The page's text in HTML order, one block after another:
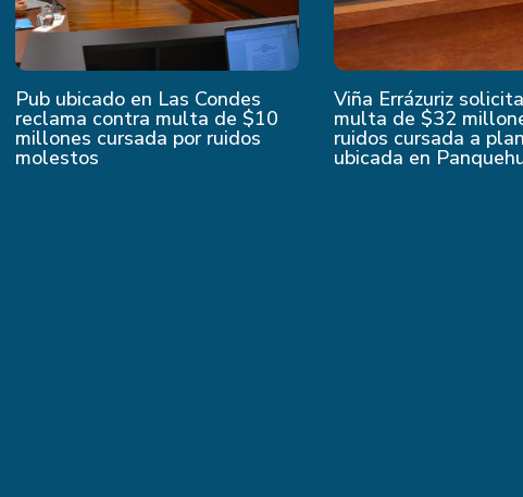
Pub ubicado en Las Condes
reclama contra multa de $10
millones cursada por ruidos
molestos
Viña Errázuriz
multa de $32
ruidos cursada a
ubicada en